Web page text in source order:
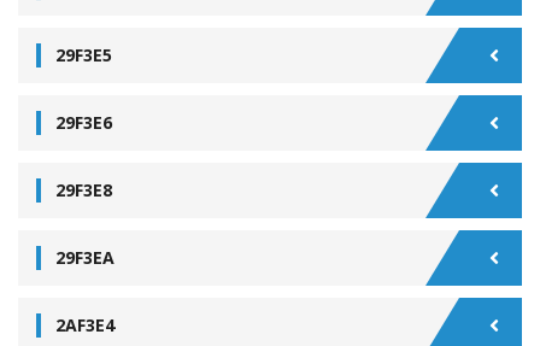
29F3E5
29F3E6
29F3E8
29F3EA
2AF3E4